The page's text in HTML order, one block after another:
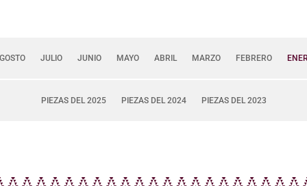
JULIO JUNIO MAYO ABRIL MARZO FEBRERO
PIEZAS DEL 2025 PIEZAS DEL 2024 PIEZAS DEL 2023